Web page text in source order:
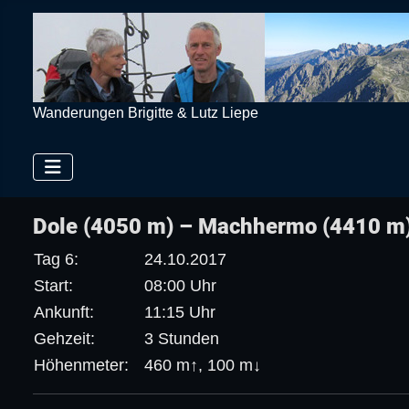
Wanderungen Brigitte & Lutz Liepe
Dole (4050 m) – Machhermo (4410
Tag 6:
24.10.2017
Start:
08:00 Uhr
Ankunft:
11:15 Uhr
Gehzeit:
3 Stunden
Höhenmeter: 460 m↑, 100 m↓